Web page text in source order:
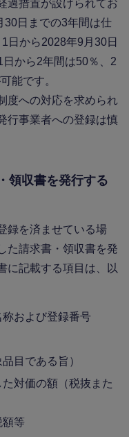
過措置が設けられてお
30日までの3年間は仕
日から2028年9月30日
から2年間は50％、2
能です。
度への対応を求められ
行事業者への登録は慎
領収書を発行する
録を済ませている場
た請求書・領収書を発
に記載する項目は、以
および登録番号
目である旨）
対価の額（税抜また
等